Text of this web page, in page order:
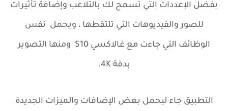
بفضل الإعددات التي تسمح لك بالتلاعب وإضافة تأثيرات
للصور والفيديوهات التي تلتقطها ، ويحمل نفس
الوظائف التي جاءت مع غالاكسي S10 ومنها التصوير
بدقة 4K.
التطبيق جاء ليحمل بعض الإضافات والميزات الجديدة